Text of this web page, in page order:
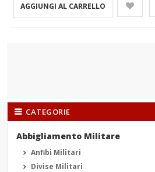
AGGIUNGI AL CARRELLO
CATEGORIE
Abbigliamento Militare
Anfibi Militari
Divise Militari